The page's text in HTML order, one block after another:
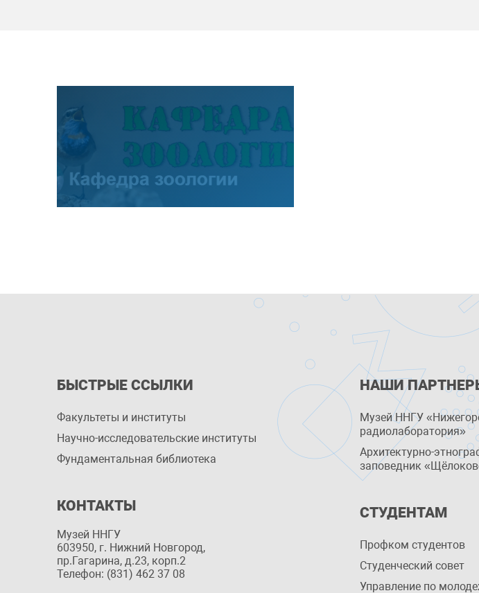
БЫСТРЫЕ ССЫЛКИ
Факультеты и институты
Научно-исследовательские институты
Фундаментальная библиотека
КОНТАКТЫ
Музей ННГУ
603950, г. Нижний Новгород,
пр.Гагарина, д.23, корп.2
Телефон: (831) 462 37 08
НАШИ
Музей ННГУ
радиолаборатория»
Архитектурно-
заповедник
СТУДЕНТАМ
Профком студентов
Студенческий совет
Управление по